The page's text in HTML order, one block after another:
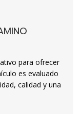
para ofrecer
es evaluado
calidad y una